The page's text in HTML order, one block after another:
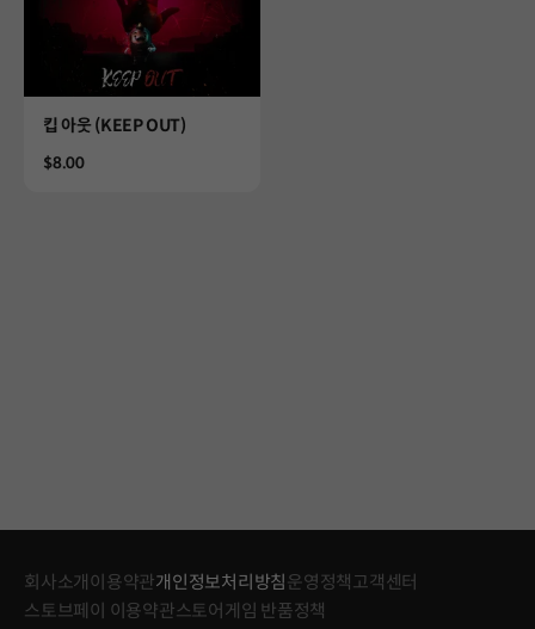
Product
킵 아웃 (KEEP OUT)
Price
$8.00
회사소개 이용약관개인정보처리방침 운영정책고객센터
스토브페이 이용약관스토어게임 반품정책